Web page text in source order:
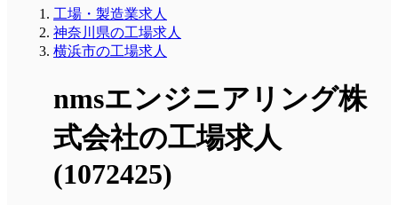
工場・製造業求人
神奈川県の工場求人
横浜市の工場求人
nmsエンジニアリング株
式会社の工場求人
(1072425)